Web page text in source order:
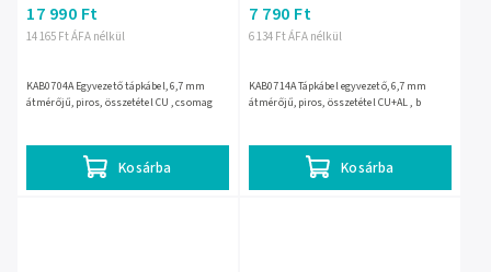
14 165 Ft ÁFA nélkül
17 990 Ft
Kosárba
KAB0704A Egyvezető tápkábel, 6,7 mm
átmérőjű, piros, összetétel CU , csomag
6 134 Ft ÁFA nélkül
7 790 Ft
Kosárba
KAB0714A Tápkábel egyvezető, 6,7 mm
átmérőjű, piros, összetétel CU+AL , b